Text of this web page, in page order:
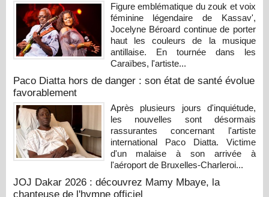
Figure emblématique du zouk et voix
féminine légendaire de Kassav',
Jocelyne Béroard continue de porter
haut les couleurs de la musique
antillaise. En tournée dans les
Caraïbes, l'artiste...
Paco Diatta hors de danger : son état de santé évolue
favorablement
Après plusieurs jours d'inquiétude,
les nouvelles sont désormais
rassurantes concernant l'artiste
international Paco Diatta. Victime
d'un malaise à son arrivée à
l'aéroport de Bruxelles-Charleroi...
JOJ Dakar 2026 : découvrez Mamy Mbaye, la
chanteuse de l'hymne officiel